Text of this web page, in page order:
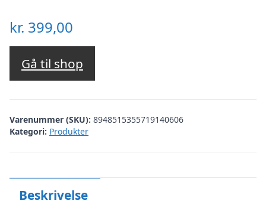
kr. 399,00
Gå til shop
Varenummer (SKU): 8948515355719140606
Kategori: Produkter
Beskrivelse